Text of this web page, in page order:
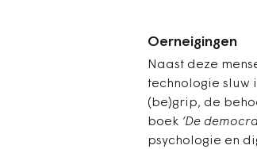
Oerneigingen
Naast deze
technologie sluw
(be)grip, de
boek ‘De
psychologie en